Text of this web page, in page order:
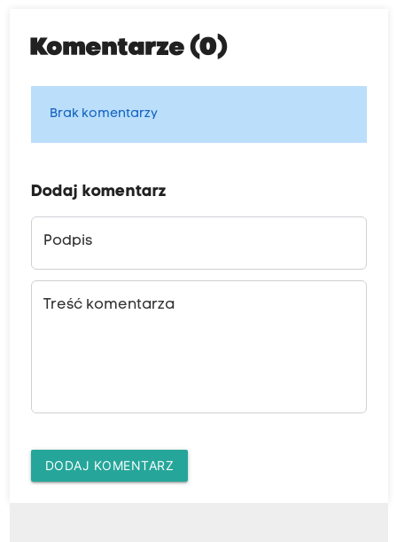
Komentarze (0)
Brak komentarzy
Dodaj komentarz
Podpis
Treść komentarza
DODAJ KOMENTARZ